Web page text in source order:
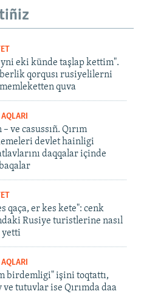
eki künde taşlap kettim".
qorqusı rusiyelilerni
quva
ve casussıñ. Qırım
devlet hainligi
daqqalar içinde
qaça, er kes kete": cenk
Rusiye turistlerine nasıl
yetti
birdemligi" işini toqtattı,
tutuvlar ise Qırımda daa